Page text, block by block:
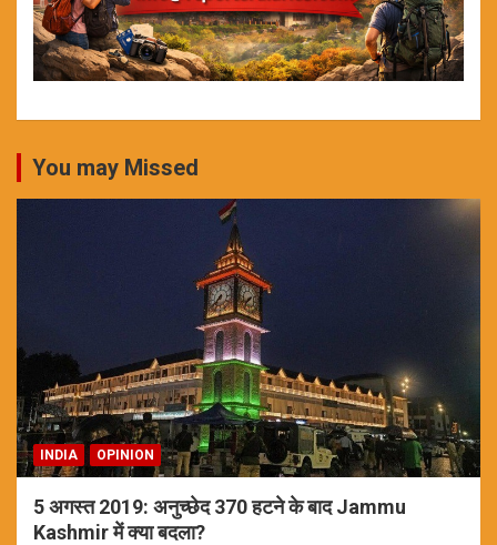
You may Missed
INDIA OPINION
5 अगस्त 2019: अनुच्छेद 370 हटने के बाद Jammu
Kashmir में क्या बदला?